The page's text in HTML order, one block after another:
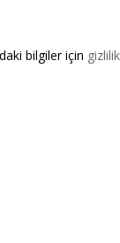
bilgiler için gizlilik